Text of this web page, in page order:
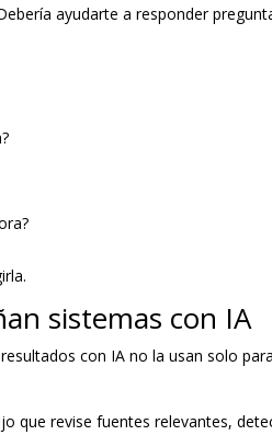
ayudarte a responder
sistemas con IA
con IA no la usan solo
que revise fuentes relevantes,